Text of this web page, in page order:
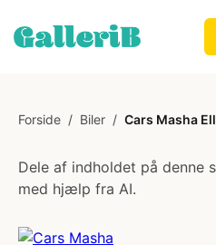
Forside / Biler / Cars Masha
Dele af indholdet på denne
med hjælp fra AI.